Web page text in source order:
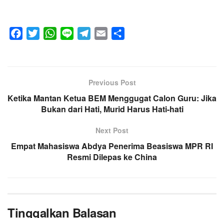
o
e
r
W
A
p
g
r
a
l
e
Previous Post
Ketika Mantan Ketua BEM Menggugat Calon Guru: Jika
Bukan dari Hati, Murid Harus Hati-hati
Next Post
Empat Mahasiswa Abdya Penerima Beasiswa MPR RI
Resmi Dilepas ke China
Tinggalkan Balasan